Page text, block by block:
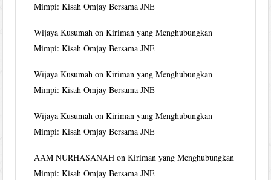
Mimpi: Kisah Omjay Bersama JNE
Wijaya Kusumah onKiriman yang Menghubungkan
Mimpi: Kisah Omjay Bersama JNE
Wijaya Kusumah onKiriman yang Menghubungkan
Mimpi: Kisah Omjay Bersama JNE
Wijaya Kusumah onKiriman yang Menghubungkan
Mimpi: Kisah Omjay Bersama JNE
AAM NURHASANAH onKiriman yang Menghubungkan
Mimpi: Kisah Omjay Bersama JNE